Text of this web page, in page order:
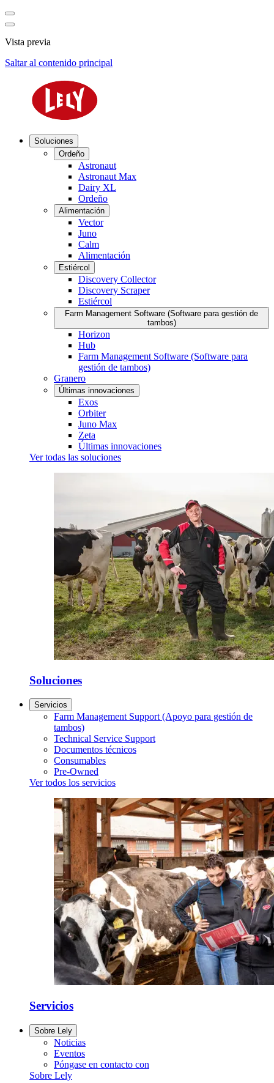
Vista previa
Saltar al contenido principal
Soluciones
Ordeño
Astronaut
Astronaut Max
Dairy XL
Ordeño
Alimentación
Vector
Juno
Calm
Alimentación
Estiércol
Discovery Collector
Discovery Scraper
Estiércol
Farm Management Software (Software para gestión de
tambos)
Horizon
Hub
Farm Management Software (Software para
gestión de tambos)
Granero
Últimas innovaciones
Exos
Orbiter
Juno Max
Zeta
Últimas innovaciones
Ver todas las soluciones
Soluciones
Servicios
Farm Management Support (Apoyo para gestión de
tambos)
Technical Service Support
Documentos técnicos
Consumables
Pre-Owned
Ver todos los servicios
Servicios
Sobre Lely
Noticias
Eventos
Póngase en contacto con
Sobre Lely